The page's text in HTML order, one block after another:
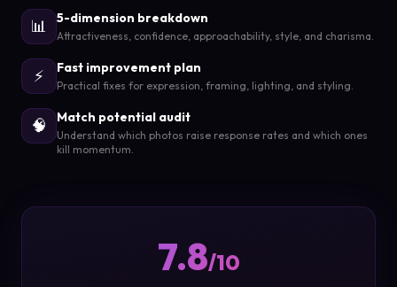
📊 5-dimension breakdown
Attractiveness, confidence, approachability, style, and charisma.
⚡ Fast improvement plan
Practical fixes for expression, framing, lighting, and styling.
🧠 Match potential audit
Understand which photos raise response rates and which ones
kill momentum.
7.8/10